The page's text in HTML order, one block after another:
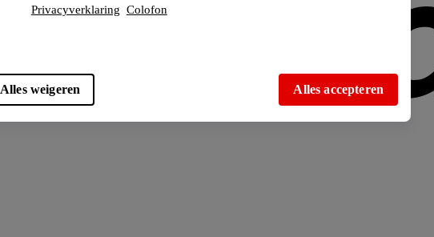
Privacyverklaring Colofon
Alles weigeren Alles accepteren